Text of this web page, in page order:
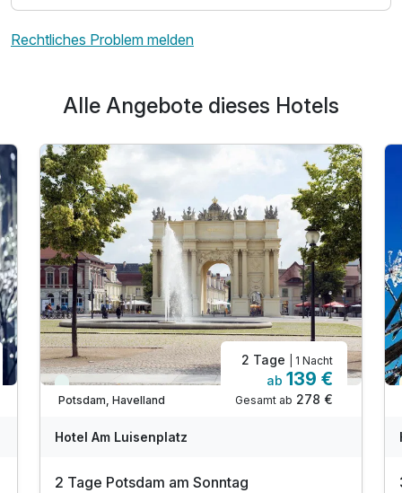
Rechtliches Problem melden
Alle Angebote dieses Hotels
Viele Termine frei
Potsdam, Havelland
2 Tage | 1 Nacht
ab 139 €
Gesamt ab 278 €
Hotel Am Luisenplatz
2 Tage Potsdam am Sonntag